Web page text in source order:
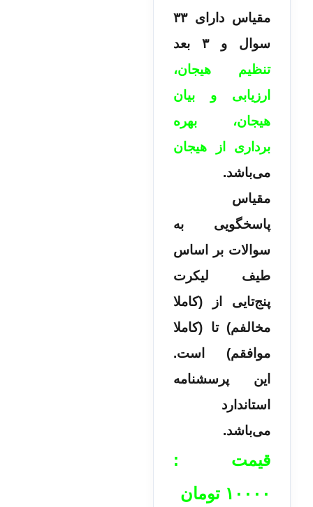
مقیاس دارای ۳۳
سوال و ۳ بعد
تنظیم هیجان،
ارزیابی و بیان
هیجان، بهره
برداری از هیجان
می­‌باشد.
مقیاس
پاسخگویی به
سوالات بر اساس
طیف لیکرت
پنج‌تایی از (کاملا
مخالفم) تا (کاملا
موافقم) است.
این پرسشنامه
استاندارد
می‌باشد.
قیمت :
۱۰۰۰۰ تومان